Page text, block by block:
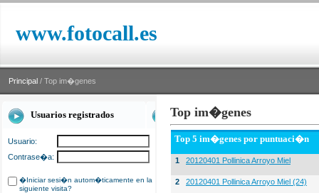
www.fotocall.es
Principal / Top im�genes
Usuarios registrados
Usuario:
Contrase�a:
�Iniciar sesi�n autom�ticamente en la
siguiente visita?
Top im�genes
Top 5 im�genes por puntuaci�n
1 20120401 Pollinica Arroyo Miel
2 20120401 Pollinica Arroyo Miel (24)